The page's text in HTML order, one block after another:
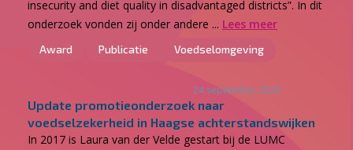
insecurity and diet quality in disadvantaged districts”. In dit
onderzoek vonden zij onder andere ... Lees meer
Award Publicatie Voedselomgeving
24 september 2020
Update promotieonderzoek naar
voedselzekerheid in Haagse achterstandswijken
In 2017 is Laura van der Velde gestart bij de LUMC